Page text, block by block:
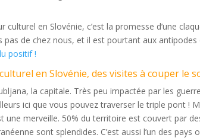
culturel en Slovénie, c’est la promesse d’une
pas de chez nous, et il est pourtant aux
positif !
en Slovénie, des visites à couper le
la capitale. Très peu impactée par les
ici que vous pouvez traverser le triple pont
une merveille. 50% du territoire est couvert par
sont splendides. C’est aussi l’un des